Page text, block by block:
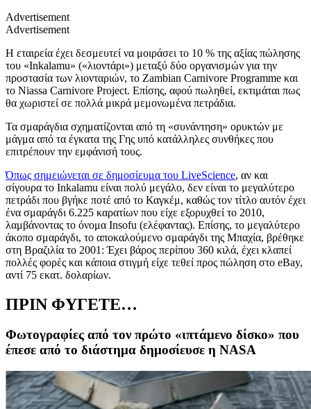
Advertisement
Advertisement
Η εταιρεία έχει δεσμευτεί να μοιράσει το 10 % της αξίας πώλησης
του «Inkalamu» («λιοντάρι») μεταξύ δύο οργανισμών για την
προστασία των λιονταριών, το Zambian Carnivore Programme και
το Niassa Carnivore Project. Επίσης, αφού πωληθεί, εκτιμάται πως
θα χωριστεί σε πολλά μικρά μεμονωμένα πετράδια.
Τα σμαράγδια σχηματίζονται από τη «συνάντηση» ορυκτών με
μάγμα από τα έγκατα της Γης υπό κατάλληλες συνθήκες που
επιτρέπουν την εμφάνισή τους.
Όπως σημειώνεται σε δημοσίευμα του LiveScience, αν και
σίγουρα το Inkalamu είναι πολύ μεγάλο, δεν είναι το μεγαλύτερο
πετράδι που βγήκε ποτέ από το Καγκέμ, καθώς τον τίτλο αυτόν έχει
ένα σμαράγδι 6.225 καρατίων που είχε εξορυχθεί το 2010,
λαμβάνοντας το όνομα Insofu (ελέφαντας). Επίσης, το μεγαλύτερο
άκοπο σμαράγδι, το αποκαλούμενο σμαράγδι της Μπαχία, βρέθηκε
στη Βραζιλία το 2001: Έχει βάρος περίπου 360 κιλά, έχει κλαπεί
πολλές φορές και κάποια στιγμή είχε τεθεί προς πώληση στο eBay,
αντί 75 εκατ. δολαρίων.
ΠΡΙΝ ΦΥΓΕΤΕ…
Φωτογραφίες από τον πρώτο «ιπτάμενο δίσκο» που
έπεσε από το διάστημα δημοσίευσε η NASA